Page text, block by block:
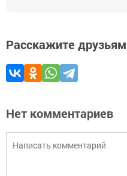
Расскажите друзьям
Нет комментариев